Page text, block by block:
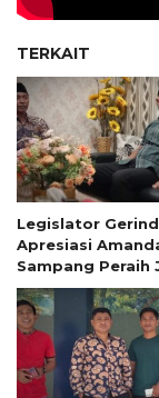
TERKAIT
Legislator
Apresiasi
Sampang Peraih